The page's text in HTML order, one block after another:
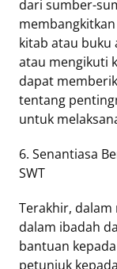
dari sumber-
kitab atau buku
atau mengikuti
dapat
tentang
untuk
6. Senantiasa
SWT
Terakhir,
dalam ibadah
bantuan
petunjuk